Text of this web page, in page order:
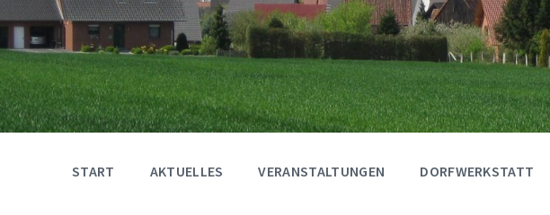
START AKTUELLES VERANSTALTUNGEN DORFWERKSTATT